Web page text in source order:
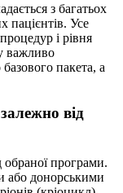
з багатьох
пацієнтів. Усе
і рівня
важливо
пакета, а
від
обраної програми.
або донорськими